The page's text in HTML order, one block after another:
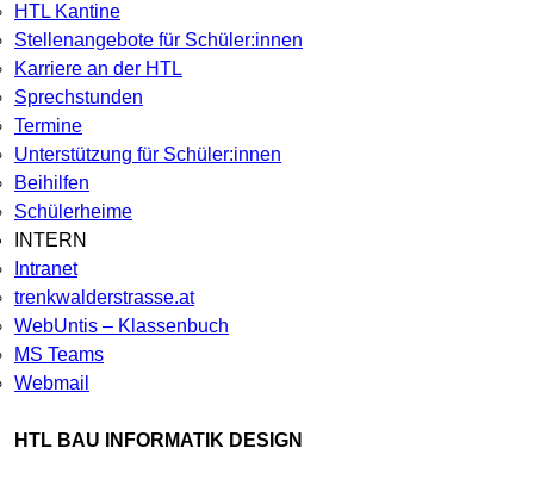
HTL Kantine
Stellenangebote für Schüler:innen
Karriere an der HTL
Sprechstunden
Termine
Unterstützung für Schüler:innen
Beihilfen
Schülerheime
INTERN
Intranet
trenkwalderstrasse.at
WebUntis – Klassenbuch
MS Teams
Webmail
HTL BAU INFORMATIK DESIGN